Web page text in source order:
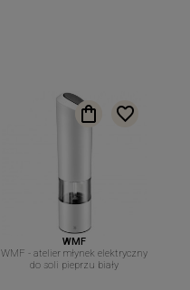
WMF
WMF - atelier młynek elektryczny
do soli pieprzu biały